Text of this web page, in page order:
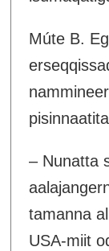
Múte B.
– Nunatta
tamanna
USA-miit